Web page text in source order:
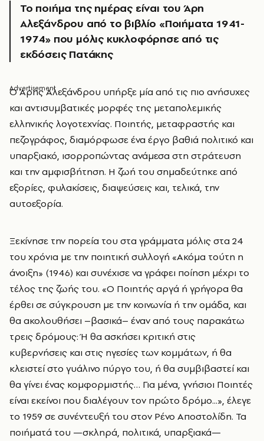
Το ποιήμα της ημέρας είναι του Άρη
Αλεξάνδρου από το βιβλίο «Ποιήματα 1941-
1974» που μόλις κυκλοφόρησε από τις
εκδόσεις Πατάκης
Ο Άρης Αλεξάνδρου υπήρξε μία από τις πιο ανήσυχες
και αντισυμβατικές μορφές της μεταπολεμικής
ελληνικής λογοτεχνίας. Ποιητής, μεταφραστής και
πεζογράφος, διαμόρφωσε ένα έργο βαθιά πολιτικό και
υπαρξιακό, ισορροπώντας ανάμεσα στη στράτευση
και την αμφισβήτηση. Η ζωή του σημαδεύτηκε από
εξορίες, φυλακίσεις, διαψεύσεις και, τελικά, την
αυτοεξορία.
Ξεκίνησε την πορεία του στα γράμματα μόλις στα 24
του χρόνια με την ποιητική συλλογή «Ακόμα τούτη η
άνοιξη» (1946) και συνέχισε να γράφει ποίηση μέχρι το
τέλος της ζωής του. «Ο Ποιητής αργά ή γρήγορα θα
έρθει σε σύγκρουση µε την κοινωνία ή την οµάδα, και
θα ακολουθήσει –βασικά– έναν από τους παρακάτω
τρεις δρόμους: Ή θα ασκήσει κριτική στις
κυβερνήσεις και στις ηγεσίες των κομμάτων, ή θα
κλειστεί στο γυάλινο πύργο του, ή θα συµβιβαστεί και
θα γίνει ένας κομφορµιστής… Για µένα, γνήσιοι Ποιητές
είναι εκείνοι που διαλέγουν τον πρώτο δρόμο...», έλεγε
το 1959 σε συνέντευξή του στον Ρένο Αποστολίδη. Τα
ποιήματά του —σκληρά, πολιτικά, υπαρξιακά—